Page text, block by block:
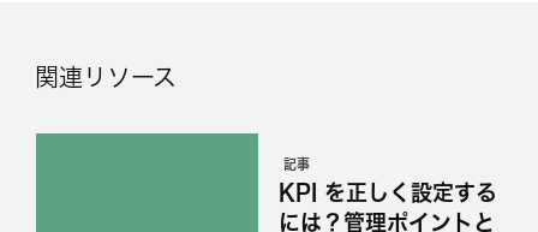
関連リソース
記事
KPI を正しく設定する
には？管理ポイントと